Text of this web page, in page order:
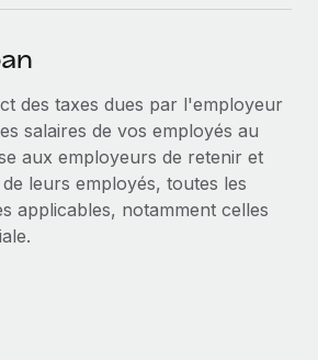
processus avec des outils essentiels
d’experts sur les RH à
la conformité
de présélection des
de la tech
nous vos opportunités de partenariat
Bientôt disponible
et automatisations assistées par
et les talents
des taxes dues par l'employeur
salaires de vos employés au
aux employeurs de retenir et
leurs employés, toutes les
applicables, notamment celles